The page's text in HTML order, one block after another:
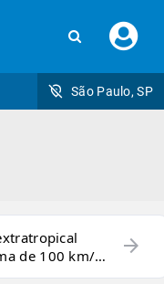
seu
São Paulo, SP
de 100 km/h
arrow_forward